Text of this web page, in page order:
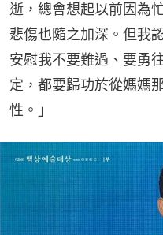
逝，總會想起以前因為
悲傷也隨之加深。但我
安慰我不要難過、要勇
定，都要歸功於從媽媽
性。」